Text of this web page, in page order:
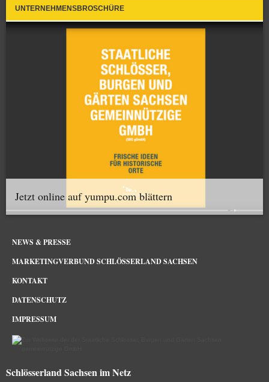
UNTERNEHMENSBROSCHÜRE
Jetzt online auf yumpu.com blättern
NEWS & PRESSE
MARKETINGVERBUND SCHLÖSSERLAND SACHSEN
KONTAKT
DATENSCHUTZ
IMPRESSUM
Schlösserland Sachsen im Netz